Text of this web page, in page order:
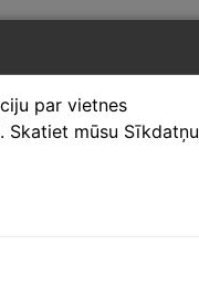
par vietnes
mūsu Sīkdatņu